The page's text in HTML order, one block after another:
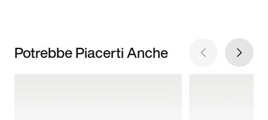
Potrebbe Piacerti Anche